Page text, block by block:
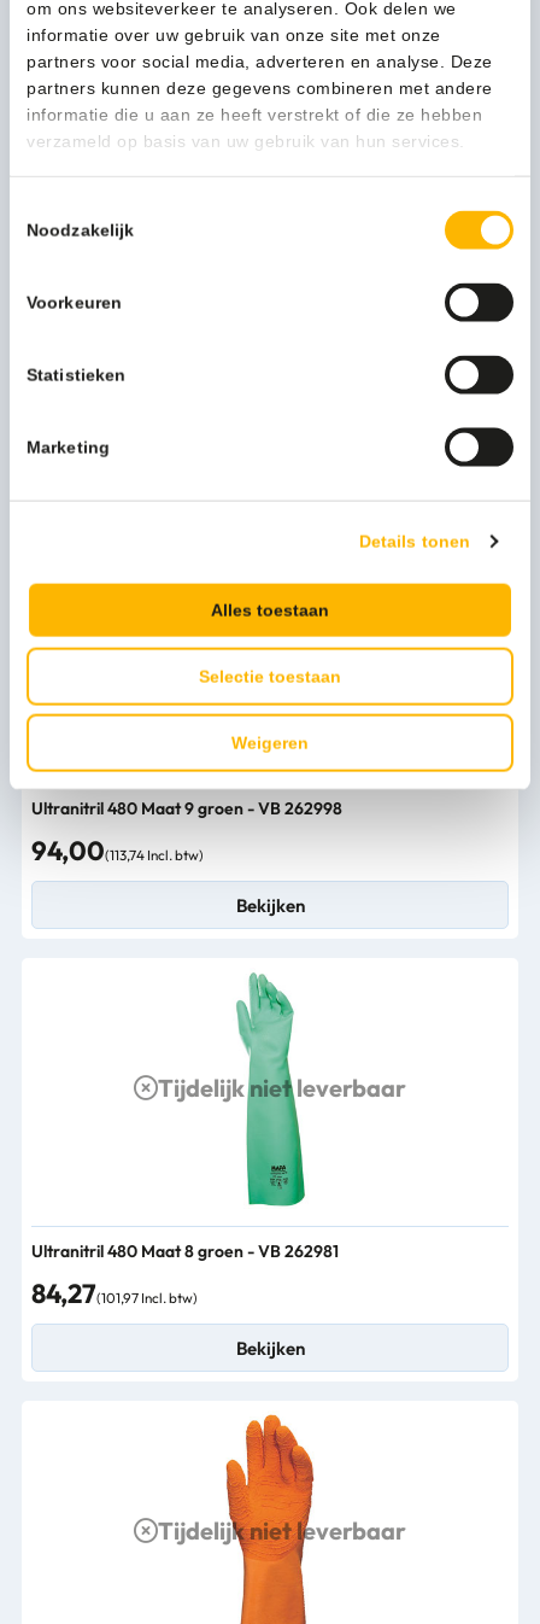
om ons websiteverkeer te analyseren. Ook delen we
informatie over uw gebruik van onze site met onze
partners voor social media, adverteren en analyse. Deze
partners kunnen deze gegevens combineren met andere
informatie die u aan ze heeft verstrekt of die ze hebben
verzameld op basis van uw gebruik van hun services.
Noodzakelijk
Voorkeuren
Statistieken
Marketing
Details tonen
Alles toestaan
Selectie toestaan
Weigeren
Bekijken
Ultranitril 480 Maat 7 groen - VB 262974
Tijdelijk niet leverbaar
Ultranitril 480 Maat 9 groen - VB 262998
94,00(113,74 Incl. btw)
Bekijken
Tijdelijk niet leverbaar
Ultranitril 480 Maat 8 groen - VB 262981
84,27(101,97 Incl. btw)
Bekijken
Tijdelijk niet leverbaar